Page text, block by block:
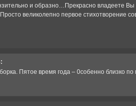
и образно…Прекрасно владеете
великолепно первое стихотворение
Пятое время года – 0собенно близко